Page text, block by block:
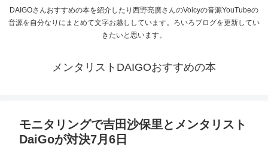
DAIGOさんおすすめの本を紹介したり西野亮廣さんのVoicyの音源YouTubeの
音源を自分なりにまとめて文字お越ししています。ろいろブログを更新してい
きたいと思います。
メンタリストDAIGOおすすめの本
モニタリングで吉田沙保里とメンタリスト
DaiGoが対決7月6日